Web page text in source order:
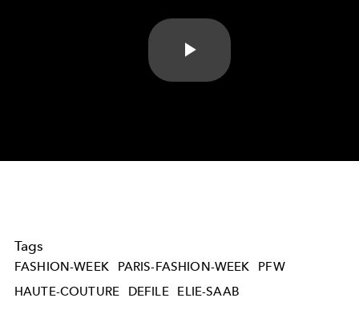
Play
Tags
FASHION-WEEK PARIS-FASHION-WEEK
PFW
HAUTE-COUTURE
DEFILE ELIE-SAAB